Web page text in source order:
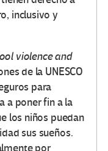
inclusivo y
violence and
de la UNESCO
para
a poner fin a la
los niños puedan
sus sueños.
por